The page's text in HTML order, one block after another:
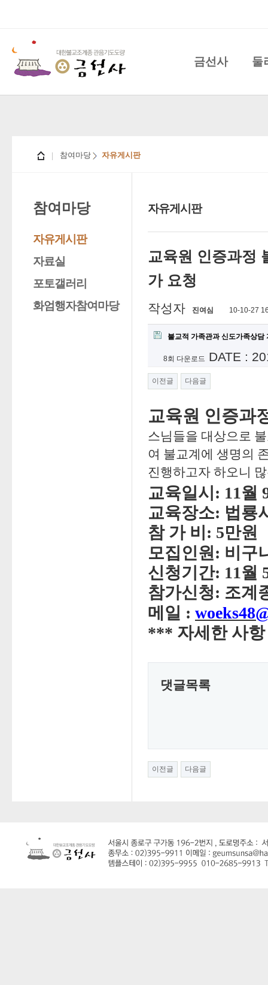
금선사 둘
참여마당 자유게시판
참여마당
자유게시판
자료실
포토갤러리
화엄행자참여마당
자유게시판
교육원 인증과정
가 요청
작성자 진여심 10-10-27
불교적 가족관과 신도가족상담
8회 다운로드 DATE :
이전글 다음글
교육원 인증과
스님들을 대상으로
여 불교계에 생명의
진행하고자 하오니
교육일시: 11월
교육장소: 법룡
참 가 비: 5만원
모집인원: 비구
신청기간: 11월
참가신청: 조계
메일 :
*** 자세한 사
댓글목록
이전글 다음글